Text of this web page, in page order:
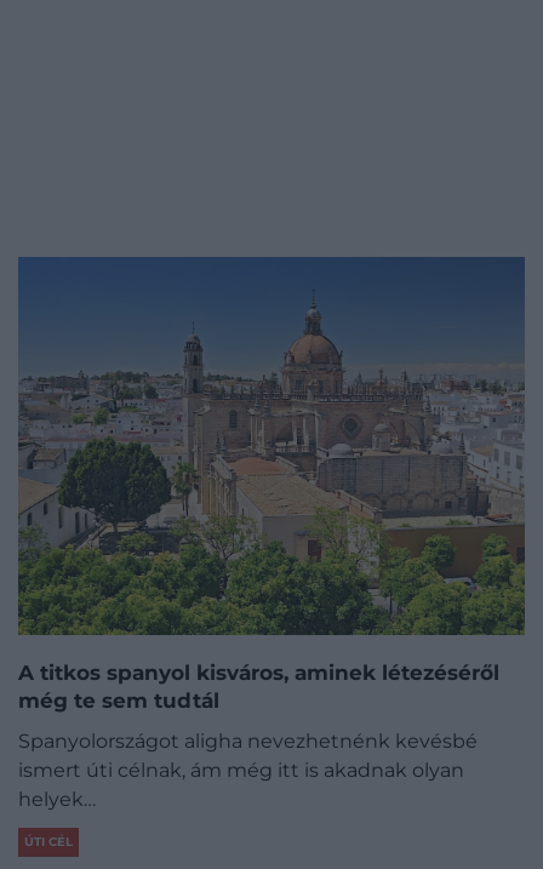
A titkos spanyol kisváros, aminek létezéséről
még te sem tudtál
Spanyolországot aligha nevezhetnénk kevésbé
ismert úti célnak, ám még itt is akadnak olyan
helyek…
ÚTI CÉL